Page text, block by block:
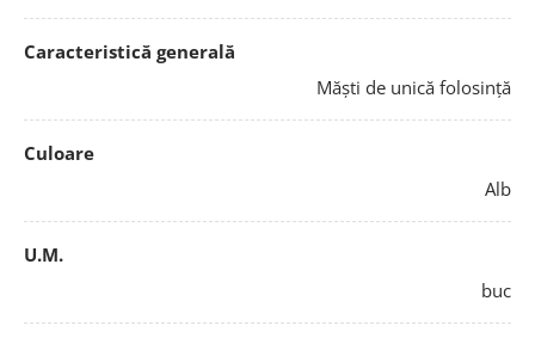
Caracteristică generală
Măști de unică folosință
Culoare
Alb
U.M.
buc